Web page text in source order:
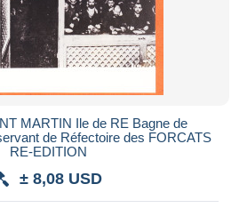
Aggiorna
MARTIN Ile de RE Bagne de
de Réfectoire des FORCATS
RE-EDITION
± 8,08 USD